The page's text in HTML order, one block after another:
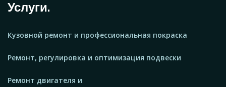
Услуги.
Кузовной ремонт и профессиональная покраска
Ремонт, регулировка и оптимизация подвески
Ремонт двигателя и